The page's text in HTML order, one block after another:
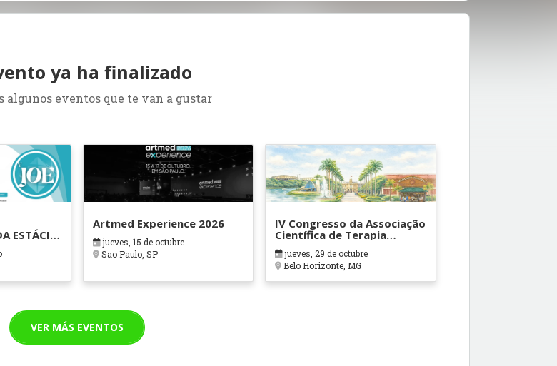
ya ha finalizado
algunos eventos que te van a gustar
ESTÁCIO
Artmed Experience 2026
jueves, 15 de octubre
Sao Paulo, SP
IV Congresso da Associação
Científica de Terapia
Ocupacional em Contextos
Hospitalares e Cuidados
Paliativos - ATOHOSP
jueves, 29 de octubre
Belo Horizonte, MG
VER MÁS EVENTOS